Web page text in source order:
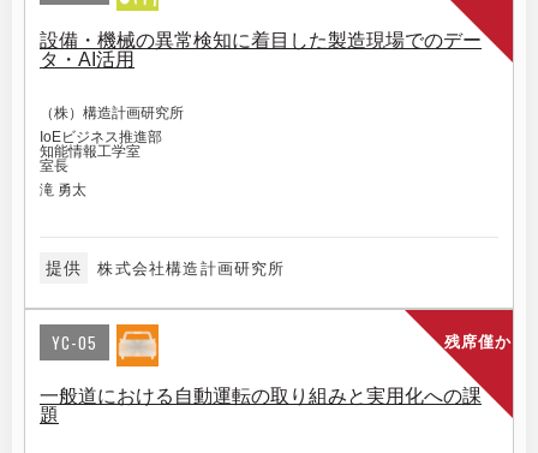
設備・機械の異常検知に着目した製造現場でのデー
タ・AI活用
（株）構造計画研究所
IoEビジネス推進部
知能情報工学室
室長
滝 勇太
提供 株式会社構造計画研究所
残席僅か
YC-05
一般道における自動運転の取り組みと実用化への課
題